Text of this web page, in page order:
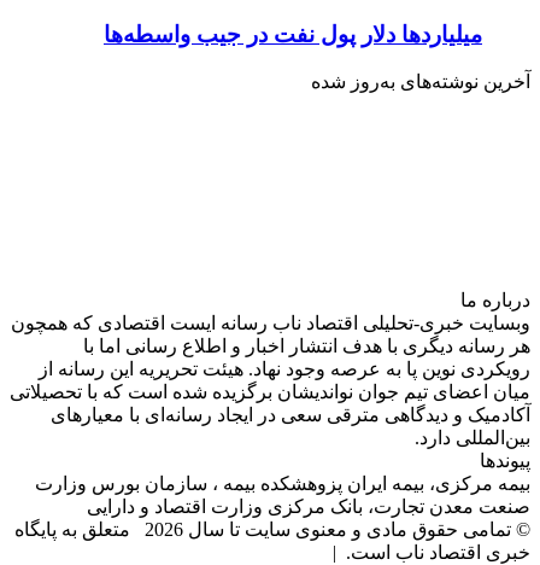
میلیاردها دلار پول نفت در جیب واسطه‌ها
آخرین نوشته‌های‌ به‌روز شده
درباره‌ ما
وبسایت خبری-تحلیلی اقتصاد ناب رسانه‌ ایست اقتصادی که همچون
هر رسانه دیگری با هدف انتشار اخبار و اطلاع رسانی اما با
رویکردی نوین پا به عرصه وجود نهاد. هیئت تحریریه این رسانه از
میان اعضای تیم جوان نواندیشان برگزیده شده است که با تحصیلاتی
آکادمیک و دیدگاهی‌ مترقی سعی در ایجاد رسانه‌ای با معیار‌های
بین‌المللی دارد.
پیوندها
بیمه مرکزی، بیمه ایران پزوهشکده بیمه ، سازمان بورس وزارت
صنعت معدن تجارت، بانک مرکزی وزارت اقتصاد و دارایی
© تمامی حقوق مادی و معنوی سایت تا سال 2026 متعلق به پایگاه
خبری اقتصاد ناب است. |